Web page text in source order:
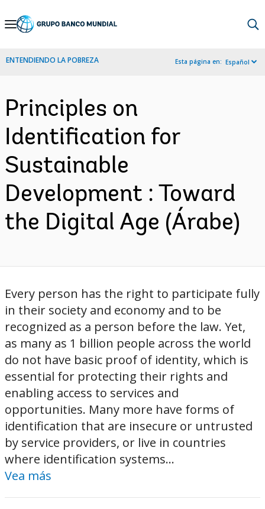
Skip
Navigation
ENTENDIENDO LA POBREZA Esta página en: Español
Principles on
Identification for
Sustainable
Development : Toward
the Digital Age (Árabe)
Every person has the right to participate fully
in their society and economy and to be
recognized as a person before the law. Yet,
as many as 1 billion people across the world
do not have basic proof of identity, which is
essential for protecting their rights and
enabling access to services and
opportunities. Many more have forms of
identification that are insecure or untrusted
by service providers, or live in countries
where identification systems...
Vea más